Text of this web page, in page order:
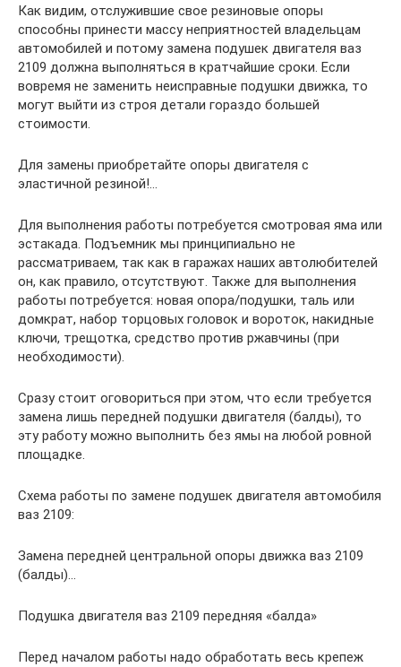
Как видим, отслужившие свое резиновые опоры
способны принести массу неприятностей владельцам
автомобилей и потому замена подушек двигателя ваз
2109 должна выполняться в кратчайшие сроки. Если
вовремя не заменить неисправные подушки движка, то
могут выйти из строя детали гораздо большей
стоимости.
Для замены приобретайте опоры двигателя с
эластичной резиной!…
Для выполнения работы потребуется смотровая яма или
эстакада. Подъемник мы принципиально не
рассматриваем, так как в гаражах наших автолюбителей
он, как правило, отсутствуют. Также для выполнения
работы потребуется: новая опора/подушки, таль или
домкрат, набор торцовых головок и вороток, накидные
ключи, трещотка, средство против ржавчины (при
необходимости).
Сразу стоит оговориться при этом, что если требуется
замена лишь передней подушки двигателя (балды), то
эту работу можно выполнить без ямы на любой ровной
площадке.
Схема работы по замене подушек двигателя автомобиля
ваз 2109:
Замена передней центральной опоры движка ваз 2109
(балды)…
Подушка двигателя ваз 2109 передняя «балда»
Перед началом работы надо обработать весь крепеж